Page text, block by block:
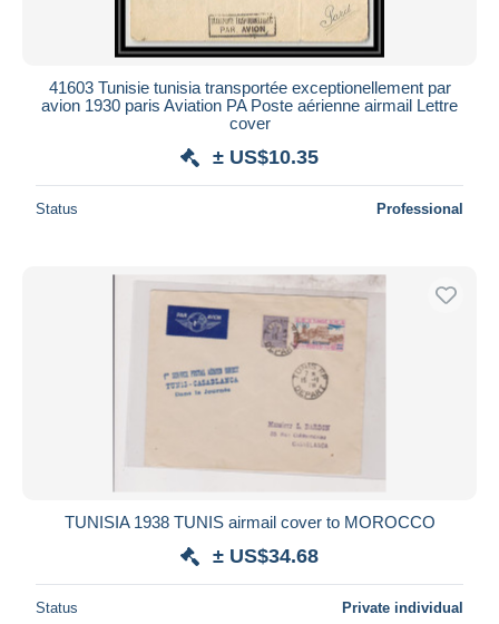
41603 Tunisie tunisia transportée exceptionellement par
avion 1930 paris Aviation PA Poste aérienne airmail Lettre
cover
± US$10.35
Status Professional
TUNISIA 1938 TUNIS airmail cover to MOROCCO
± US$34.68
Status Private individual